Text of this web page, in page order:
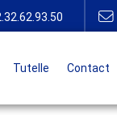
Tutelle Contact